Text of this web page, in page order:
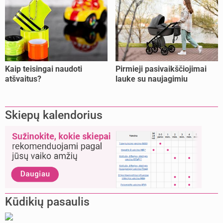
Kaip teisingai naudoti
atšvaitus?
Pirmieji pasivaikščiojimai
lauke su naujagimiu
Skiepų kalendorius
Kūdikių pasaulis